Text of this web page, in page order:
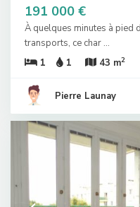
191 000 €
À quelques minutes à pied
transports, ce char ...
1
1 43 m2
Pierre Launay